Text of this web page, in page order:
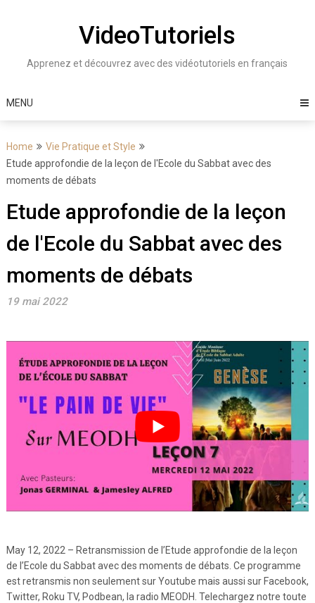
VideoTutoriels
Apprenez et découvrez avec des vidéotutoriels en français
MENU
Home
Vie Pratique et Style
Etude approfondie de la leçon de l'Ecole du Sabbat avec des
moments de débats
Etude approfondie de la leçon
de l'Ecole du Sabbat avec des
moments de débats
19 mai 2022
May 12, 2022 – Retransmission de l’Etude approfondie de la leçon
de l’Ecole du Sabbat avec des moments de débats. Ce programme
est retransmis non seulement sur Youtube mais aussi sur Facebook,
Twitter, Roku TV, Podbean, la radio MEODH. Telechargez notre toute